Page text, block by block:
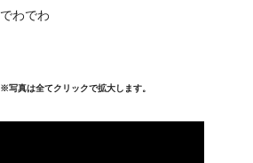
でわでわ
※写真は全てクリックで拡大します。